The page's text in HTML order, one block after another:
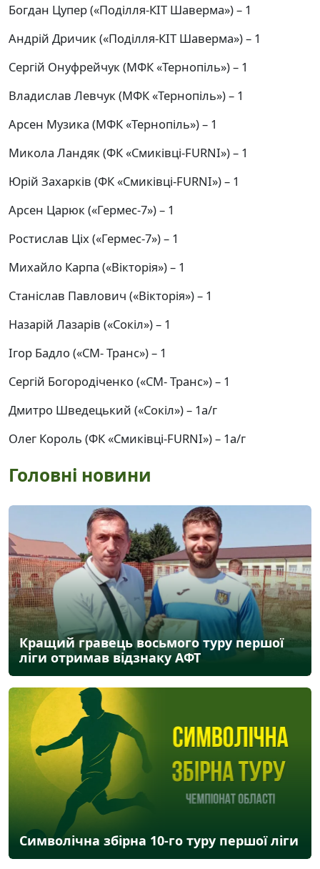
Богдан Цупер («Поділля-КІТ Шаверма») – 1
Андрій Дричик («Поділля-КІТ Шаверма») – 1
Сергій Онуфрейчук (МФК «Тернопіль») – 1
Владислав Левчук (МФК «Тернопіль») – 1
Арсен Музика (МФК «Тернопіль») – 1
Микола Ландяк (ФК «Смиківці-FURNI») – 1
Юрій Захарків (ФК «Смиківці-FURNI») – 1
Арсен Царюк («Гермес-7») – 1
Ростислав Ціх («Гермес-7») – 1
Михайло Карпа («Вікторія») – 1
Станіслав Павлович («Вікторія») – 1
Назарій Лазарів («Сокіл») – 1
Ігор Бадло («СМ- Транс») – 1
Сергій Богородіченко («СМ- Транс») – 1
Дмитро Шведецький («Сокіл») – 1а/г
Олег Король (ФК «Смиківці-FURNI») – 1а/г
Головні новини
Кращий гравець восьмого туру першої
ліги отримав відзнаку АФТ
Символічна збірна 10-го туру першої ліги